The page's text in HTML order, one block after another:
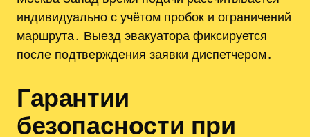
индивидуально с учётом пробок и ограничений
маршрута․ Выезд эвакуатора фиксируется
после подтверждения заявки диспетчером․
Гарантии
безопасности при